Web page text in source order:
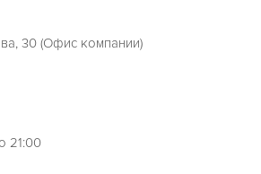
30 (Офис компании)
21:00